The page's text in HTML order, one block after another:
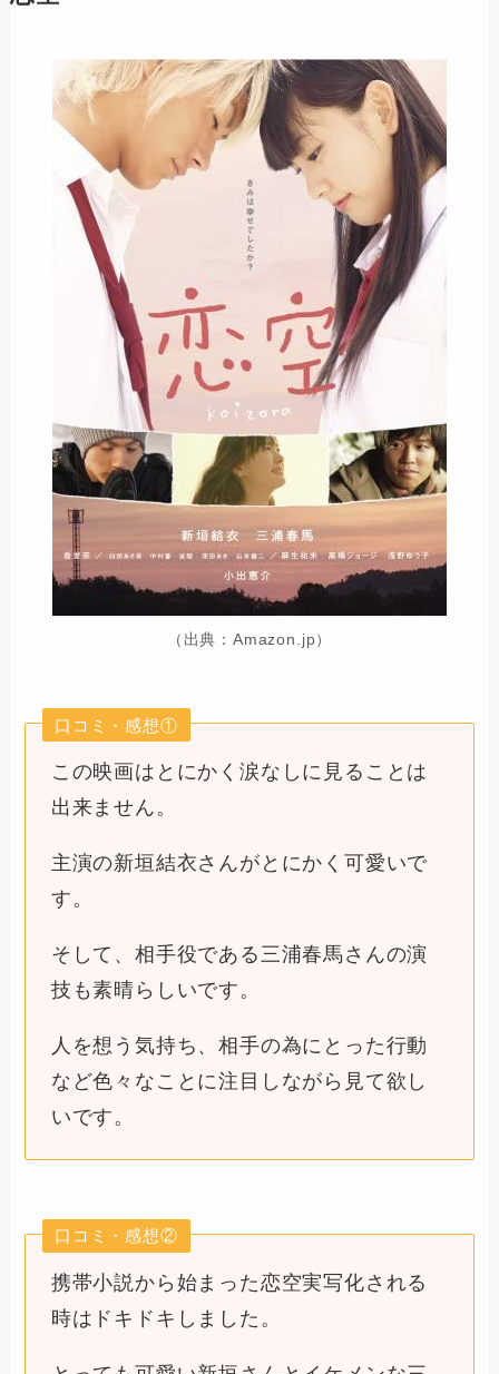
（出典：Amazon.jp）
口コミ・感想①
この映画はとにかく涙なしに見ることは
出来ません。
主演の新垣結衣さんがとにかく可愛いで
す。
そして、相手役である三浦春馬さんの演
技も素晴らしいです。
人を想う気持ち、相手の為にとった行動
など色々なことに注目しながら見て欲し
いです。
口コミ・感想②
携帯小説から始まった恋空実写化される
時はドキドキしました。